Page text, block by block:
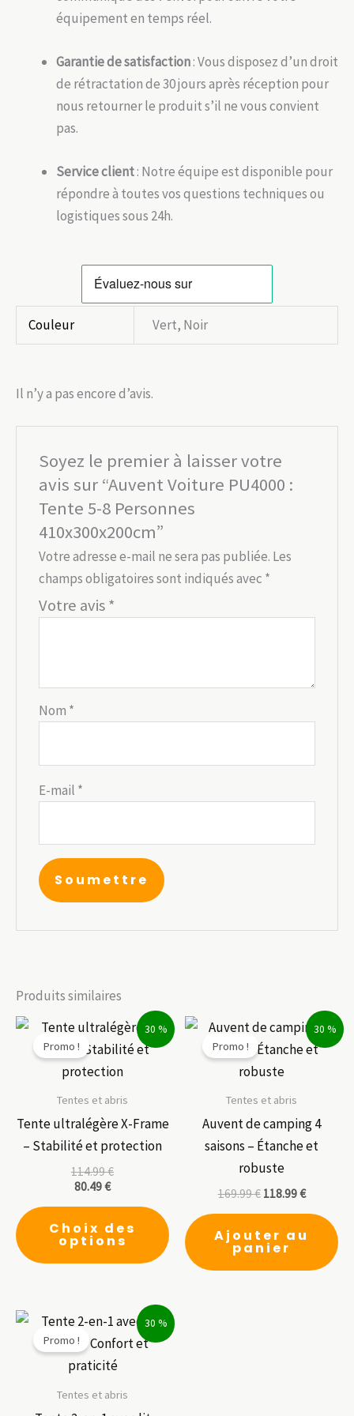
équipement en temps réel.
Garantie de satisfaction: Vous disposez d’un droit
de rétractation de 30 jours après réception pour
nous retourner le produit s’il ne vous convient
pas.
Service client: Notre équipe est disponible pour
répondre à toutes vos questions techniques ou
logistiques sous 24h.
Couleur Vert, Noir
Il n’y a pas encore d’avis.
Soyez le premier à laisser votre
avis sur “Auvent Voiture PU4000 :
Tente 5-8 Personnes
410x300x200cm”
Votre adresse e-mail ne sera pas publiée. Les
champs obligatoires sont indiqués avec *
Votre avis*
Nom *
E-mail *
Produits similaires
30 %
Promo !
Tentes et abris
Tente ultralégère X-Frame
– Stabilité et protection
114.99€
80.49€
Choix des
options
produit
plusieurs
Les
options
30 %
Promo !
Tentes et abris
Auvent de camping 4
saisons – Étanche et
robuste
169.99€ 118.99€
Ajouter au
panier
30 %
Promo !
Tentes et abris